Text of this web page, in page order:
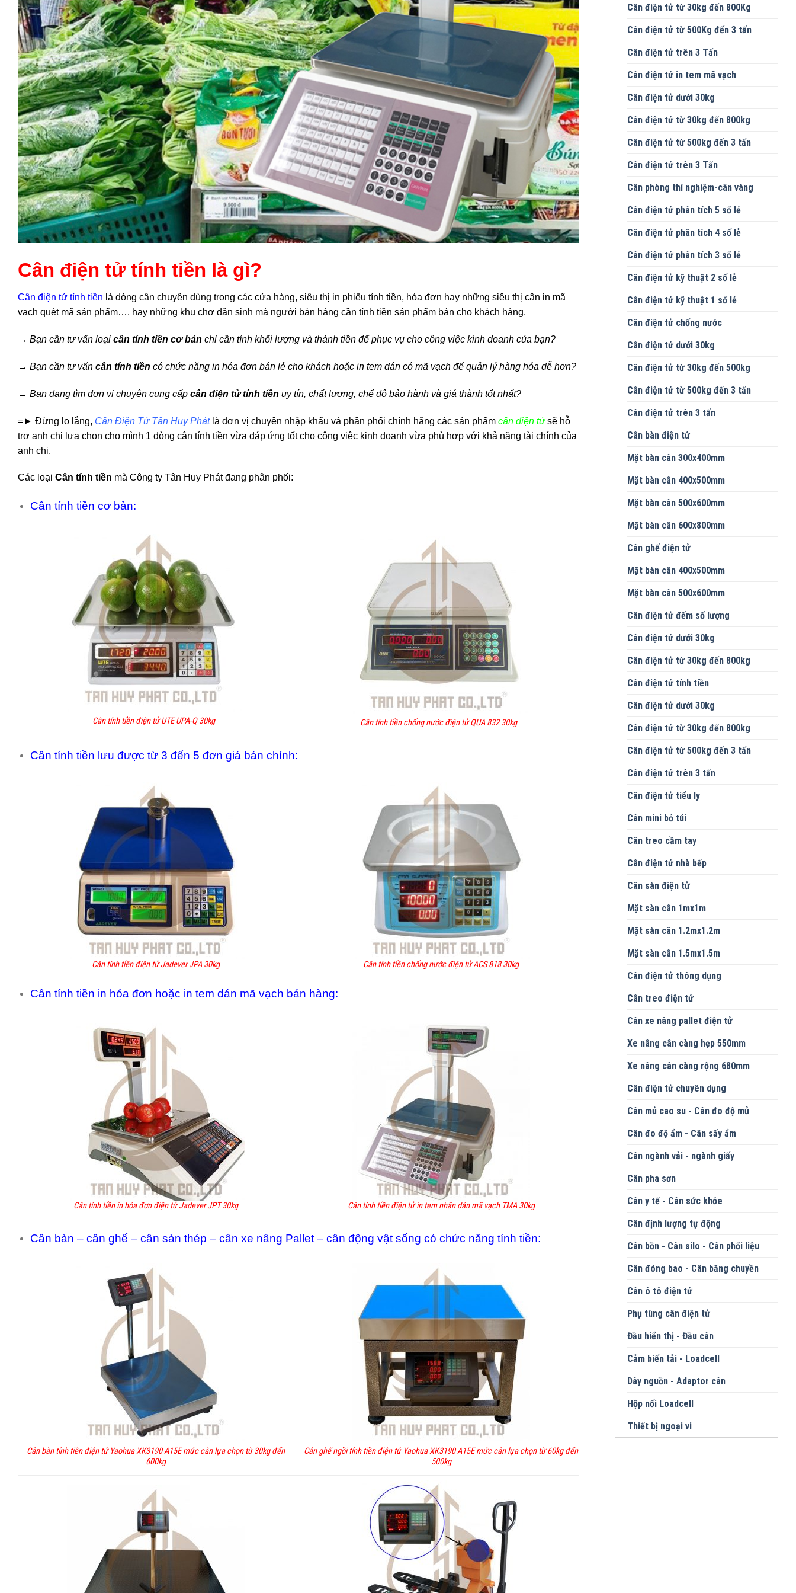
Cân điện tử tính tiền là gì?
Cân điện tử tính tiền là dòng cân chuyên dùng trong các cửa hàng, siêu thị in phiếu tính tiền, hóa đơn hay những siêu thị cân in mã
vạch quét mã sản phẩm…. hay những khu chợ dân sinh mà người bán hàng cần tính tiền sản phẩm bán cho khách hàng.
→ Bạn cần tư vấn loại cân tính tiền cơ bản chỉ cần tính khối lượng và thành tiền để phục vụ cho công việc kinh doanh của bạn?
→ Bạn cần tư vấn cân tính tiền có chức năng in hóa đơn bán lẻ cho khách hoặc in tem dán có mã vạch để quản lý hàng hóa dễ hơn?
→ Bạn đang tìm đơn vị chuyên cung cấp cân điện tử tính tiền uy tín, chất lượng, chế độ bảo hành và giá thành tốt nhất?
=► Đừng lo lắng, Cân Điện Tử Tân Huy Phát là đơn vị chuyên nhập khẩu và phân phối chính hãng các sản phẩm cân điện tửsẽ hỗ
trợ anh chị lựa chọn cho mình 1 dòng cân tính tiền vừa đáp ứng tốt cho công việc kinh doanh vừa phù hợp với khả năng tài chính của
anh chị.
Các loại Cân tính tiền mà Công ty Tân Huy Phátđang phân phối:
Cân tính tiền cơ bản:
Cân tính tiền điện tử UTE UPA-Q 30kg Cân tính tiền chống nước điện tử QUA 832 30kg
Cân tính tiền lưu được từ 3 đến 5 đơn giá bán chính:
Cân tính tiền điện tử Jadever JPA 30kg Cân tính tiền chống nước điện tử ACS 818 30kg
Cân tính tiền in hóa đơn hoặc in tem dán mã vạch bán hàng:
Cân tính tiền in hóa đơn điện tử Jadever JPT 30kg Cân tính tiền điện tử in tem nhãn dán mã vạch TMA 30kg
Cân bàn – cân ghế – cân sàn thép – cân xe nâng Pallet – cân động vật sống có chức năng tính tiền:
Cân bàn tính tiền điện tử Yaohua XK3190 A15E mức cân lựa chọn từ 30kg đến
600kg
Cân ghế ngồi tính tiền điện tử Yaohua XK3190 A15E mức cân lựa chọn từ 60kg đến
500kg
Cân điện tử từ 30kg đến 800Kg
Cân điện tử từ 500Kg đến 3 tấn
Cân điện tử trên 3 Tấn
Cân điện tử in tem mã vạch
Cân điện tử dưới 30kg
Cân điện tử từ 30kg đến 800kg
Cân điện tử từ 500kg đến 3 tấn
Cân điện tử trên 3 Tấn
Cân phòng thí nghiệm-cân vàng
Cân điện tử phân tích 5 số lẻ
Cân điện tử phân tích 4 số lẻ
Cân điện tử phân tích 3 số lẻ
Cân điện tử kỹ thuật 2 số lẻ
Cân điện tử kỹ thuật 1 số lẻ
Cân điện tử chống nước
Cân điện tử dưới 30kg
Cân điện tử từ 30kg đến 500kg
Cân điện tử từ 500kg đến 3 tấn
Cân điện tử trên 3 tấn
Cân bàn điện tử
Mặt bàn cân 300x400mm
Mặt bàn cân 400x500mm
Mặt bàn cân 500x600mm
Mặt bàn cân 600x800mm
Cân ghế điện tử
Mặt bàn cân 400x500mm
Mặt bàn cân 500x600mm
Cân điện tử đếm số lượng
Cân điện tử dưới 30kg
Cân điện tử từ 30kg đến 800kg
Cân điện tử tính tiền
Cân điện tử dưới 30kg
Cân điện tử từ 30kg đến 800kg
Cân điện tử từ 500kg đến 3 tấn
Cân điện tử trên 3 tấn
Cân điện tử tiểu ly
Cân mini bỏ túi
Cân treo cầm tay
Cân điện tử nhà bếp
Cân sàn điện tử
Mặt sàn cân 1mx1m
Mặt sàn cân 1.2mx1.2m
Mặt sàn cân 1.5mx1.5m
Cân điện tử thông dụng
Cân treo điện tử
Cân xe nâng pallet điện tử
Xe nâng cân càng hẹp 550mm
Xe nâng cân càng rộng 680mm
Cân điện tử chuyên dụng
Cân mủ cao su - Cân đo độ mủ
Cân đo độ ẩm - Cân sấy ẩm
Cân ngành vải - ngành giấy
Cân pha sơn
Cân y tế - Cân sức khỏe
Cân định lượng tự động
Cân bồn - Cân silo - Cân phối liệu
Cân đóng bao - Cân băng chuyền
Cân ô tô điện tử
Phụ tùng cân điện tử
Đầu hiển thị - Đầu cân
Cảm biến tải - Loadcell
Dây nguồn - Adaptor cân
Hộp nối Loadcell
Thiết bị ngoại vi